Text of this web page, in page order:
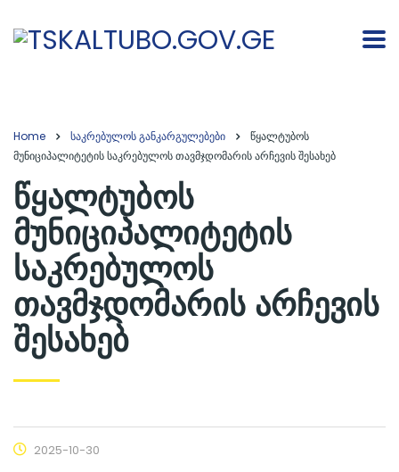
Home საკრებულოს განკარგულებები
წყალტუბოს
მუნიციპალიტეტის საკრებულოს თავმჯდომარის არჩევის შესახებ
წყალტუბოს
მუნიციპალიტეტის
საკრებულოს
თავმჯდომარის არჩევის
შესახებ
2025-10-30